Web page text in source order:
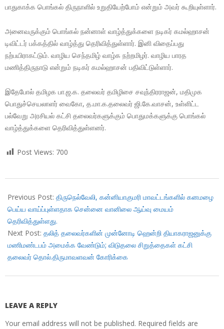
பாதுகாக்க பொங்கல் திருநாளில் உறுதியேற்போம் என்றும் அவர் கூறியுள்ளார்.
அனைவருக்கும் பொங்கல் நன்னாள் வாழ்த்துக்களை நடிகர் கமல்ஹாசன்
டிவிட்டர் பக்கத்தில் வாழ்த்து தெரிவித்துள்ளார். இனி விதைப்பது
நற்பயிராகட்டும். வாழிய செந்தமிழ் வாழ்க நற்றமிழர். வாழிய பாரத
மணித்திருநாடு என்றும் நடிகர் கமல்ஹாசன் பதிவிட்டுள்ளார்.
இதேபோல் தமிழக பா.ஜ.க. தலைவர் தமிழிசை சவுந்திரராஜன், மதிமுக
பொதுச்செயலாளர் வைகோ, த.மா.க.தலைவர் ஜி.கே.வாசன், உள்ளிட்ட
பல்வேறு அரசியல் கட்சி தலைவர்களுக்கும் பொதுமக்களுக்கு பொங்கல்
வாழ்த்துக்களை தெரிவித்துள்ளனர்.
Post Views: 700
01-
14
Previous Post: திருநெல்வேலி, கன்னியாகுமரி மாவட்டங்களில் கனமழை
பெய்ய வாய்ப்புள்ளதாக சென்னை வானிலை ஆய்வு மையம்
தெரிவித்துள்ளது.
Next Post: தலித் தலைவர்களின் முன்னோடி ஹென்றி தியாகராஜனுக்கு
மணிமண்டபம் அமைக்க வேண்டும்; விடுதலை சிறுத்தைகள் கட்சி
தலைவர் தொல்.திருமாவளவன் கோரிக்கை
LEAVE A REPLY
Your email address will not be published. Required fields are